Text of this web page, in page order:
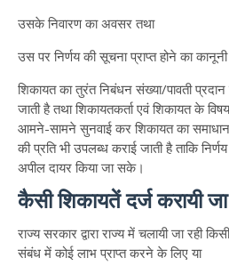
उसके निवारण का अवसर तथा
उस पर निर्णय की सूचना प्राप्त होने का
शिकायत का तुरंत निबंधन संख्या/पावती
जाती है तथा शिकायतकर्ता एवं शिकायत के
आमने-सामने सुनवाई कर शिकायत का समाधान
की प्रति भी उपलब्ध कराई जाती है ताकि
अपील दायर किया जा सके।
कैसी शिकायतें दर्ज करायी
राज्य सरकार द्वारा राज्य में चलायी जा रही
संबंध में कोई लाभ प्राप्त करने के लिए या